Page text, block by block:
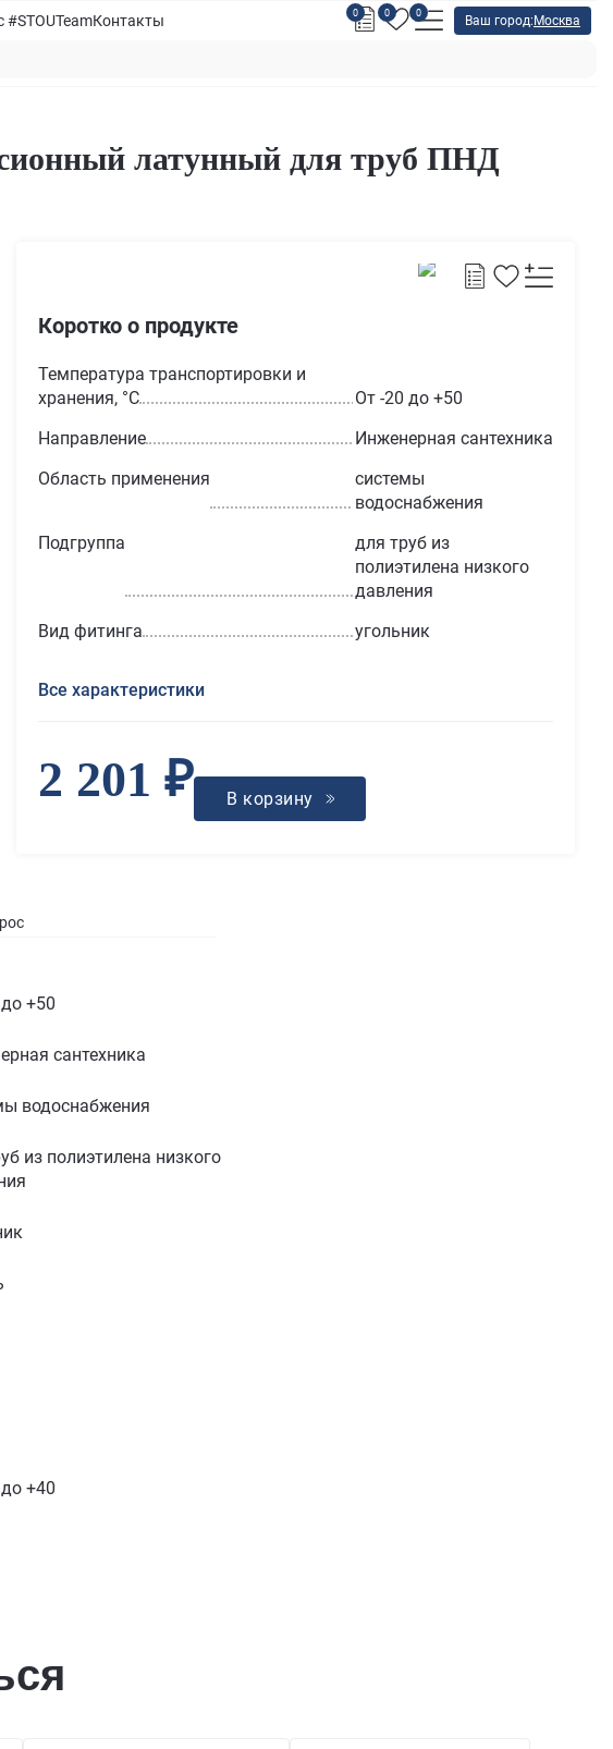
#STOUTeamКонтакты 0 0 0
Ваш город: Москва
латунный для труб ПНД
Коротко о продукте
Температура транспортировки и
хранения, °С
От -20 до +50
Направление
Инженерная сантехника
Область применения
системы
водоснабжения
Подгруппа
для труб из
полиэтилена низкого
давления
Вид фитинга
угольник
Все характеристики
2 201 ₽ В корзину
+50
сантехника
водоснабжения
из полиэтилена низкого
+40